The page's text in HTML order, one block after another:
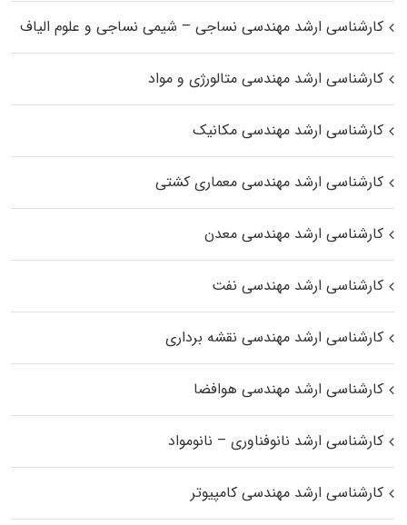
کارشناسی ارشد مهندسی نساجی – شیمی نساجی و علوم الیاف
کارشناسی ارشد مهندسی متالورژی و مواد
کارشناسی ارشد مهندسی مکانیک
کارشناسی ارشد مهندسی معماری کشتی
کارشناسی ارشد مهندسی معدن
کارشناسی ارشد مهندسی نفت
کارشناسی ارشد مهندسی نقشه برداری
کارشناسی ارشد مهندسی هوافضا
کارشناسی ارشد نانوفناوری – نانومواد
کارشناسی ارشد مهندسی کامپیوتر